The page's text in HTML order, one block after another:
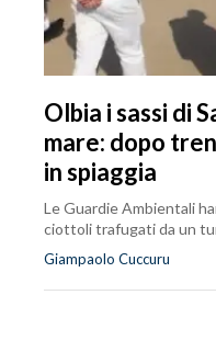
Olbia i sassi di
mare: dopo
in spiaggia
Le Guardie Ambientali
ciottoli trafugati da un
Giampaolo Cuccuru